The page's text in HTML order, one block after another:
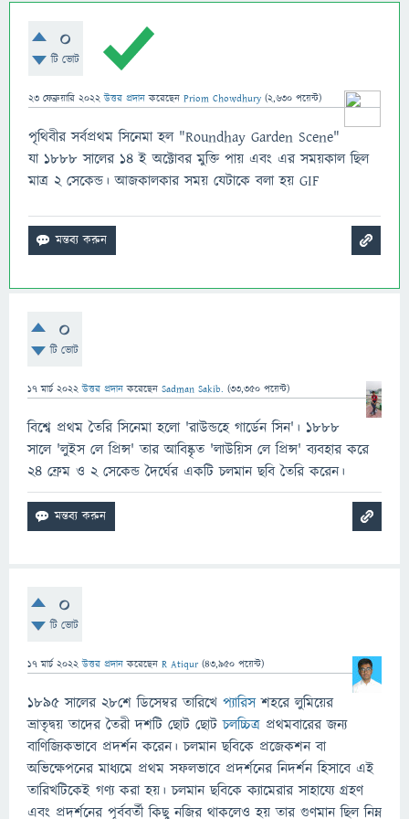
0
টি ভোট
23 ফেব্রুয়ারি 2022 উত্তর প্রদান করেছেন Priom Chowdhury (2,630 পয়েন্ট)
পৃথিবীর সর্বপ্রথম সিনেমা হল "Roundhay Garden Scene"
যা 1888 সালের 14 ই অক্টোবর মুক্তি পায় এবং এর সময়কাল ছিল
মাত্র 2 সেকেন্ড। আজকালকার সময় যেটাকে বলা হয় GIF
0
টি ভোট
17 মার্চ 2022 উত্তর প্রদান করেছেন Sadman Sakib. (33,350 পয়েন্ট)
বিশ্বে প্রথম তৈরি সিনেমা হলো 'রাউন্ডহে গার্ডেন সিন'। ১৮৮৮
সালে 'লুইস লে প্রিন্স' তার আবিষ্কৃত 'লাউয়িস লে প্রিন্স' ব্যবহার করে
২৪ ফ্রেম ও ২ সেকেন্ড দৈর্ঘের একটি চলমান ছবি তৈরি করেন।
0
টি ভোট
17 মার্চ 2022 উত্তর প্রদান করেছেন R Atiqur (43,950 পয়েন্ট)
১৮৯৫ সালের ২৮শে ডিসেম্বর তারিখে প্যারিসশহরে লুমিয়ের
ভ্রাতৃদ্বয় তাদের তৈরী দশটি ছোট ছোটচলচ্চিত্র প্রথমবারের জন্য
বাণিজ্যিকভাবে প্রদর্শন করেন। চলমান ছবিকে প্রজেকশন বা
অভিক্ষেপনের মাধ্যমে প্রথম সফলভাবে প্রদর্শনের নিদর্শন হিসাবে এই
তারিখটিকেই গণ্য করা হয়। চলমান ছবিকে ক্যামেরার সাহায্যে গ্রহণ
এবং প্রদর্শনের পূর্ববর্তী কিছু নজির থাকলেও হয় তার গুণমান ছিল নিম্ন